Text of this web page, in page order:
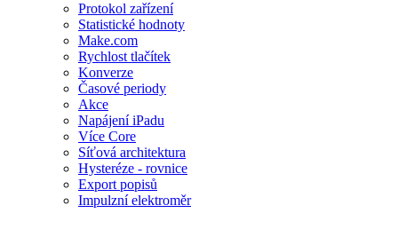
Protokol zařízení
Statistické hodnoty
Make.com
Rychlost tlačítek
Konverze
Časové periody
Akce
Napájení iPadu
Více Core
Síťová architektura
Hysteréze - rovnice
Export popisů
Impulzní elektroměr